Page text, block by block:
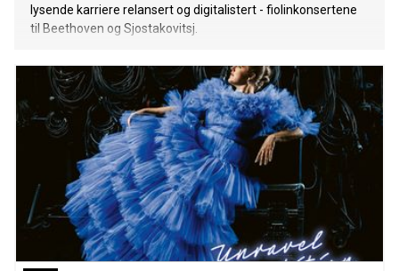
lysende karriere relansert og digitalistert - fiolinkonsertene
til Beethoven og Sjostakovitsj.